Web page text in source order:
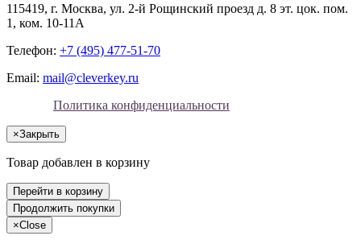
115419, г. Москва, ул. 2-й Рощинский проезд д. 8 эт. цок. пом.
1, ком. 10-11А
Телефон: +7 (495) 477-51-70
Email: mail@cleverkey.ru
Политика конфиденциальности
×Закрыть
Товар добавлен в корзину
Перейти в корзину
Продолжить покупки
×Close